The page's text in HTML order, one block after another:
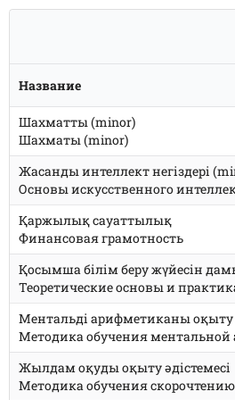
Перейти
Название
Шахматты (minor)
Шахматы (minor)
Жасанды интеллект негіздері
Основы искусственного
Қаржылық сауаттылық
Финансовая грамотность
Қосымша білім беру жүйесін
Теоретические основы и
Ментальді арифметиканы оқыту
Методика обучения ментальной
Жылдам оқуды оқыту әдістемесі
Методика обучения скорочтению